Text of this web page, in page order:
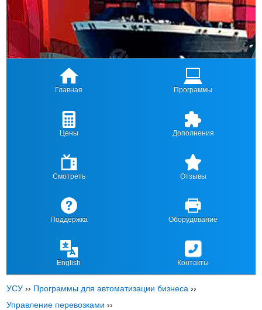
Главная Программы
Цены Дополнения
Смотреть Отзывы
Поддержка Оборудование
English Контакты
УСУ ›› Программы для автоматизации бизнеса ››
Управление перевозками ››